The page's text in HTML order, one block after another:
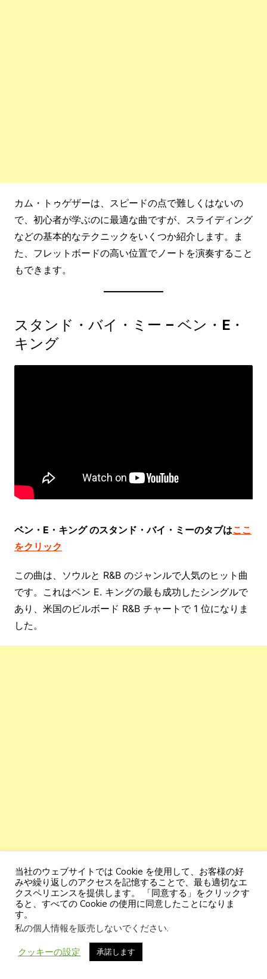
カム・トゥゲザーは、スピードの点で難しくはないの
で、初心者が学ぶのに最適な曲ですが、スライディング
などの基本的なテクニックをいくつか紹介します。ま
た、フレットボードの高い位置でノートを演奏すること
もできます。
スタンド・バイ・ミー – ベン・E・
キング
ベン・E・キング のスタンド・バイ・ミーのタブはここ
をクリック
この曲は、ソウルと R&B のジャンルで人気のヒット曲
です。これはベン E. キングの最も成功したシングルで
あり、米国のビルボード R&B チャートで 1 位になりま
した。
ピアノからウクレレまでほぼすべての楽器に対応 。し
たがって、これは初心者のベーシストが学ぶのに理想的
当社のウェブサイトでは Cookie を使用して、お客様の好
みや繰り返しのアクセスを記憶することで、最も適切なエ
クスペリエンスを提供します。 「同意する」をクリックす
ると、すべての Cookie の使用に同意したことになりま
す。
私の個人情報を販売しないでください.
クッキーの設定 承諾します